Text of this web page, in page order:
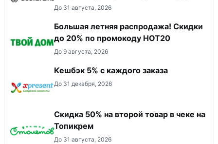
До 31 августа, 2026
Большая летняя распродажа! Скидки
до 20% по промокоду HOT20
До 9 августа, 2026
Кешбэк 5% с каждого заказа
До 31 декабря, 2026
Скидка 50% на второй товар в чеке на
Топикрем
До 31 августа, 2026